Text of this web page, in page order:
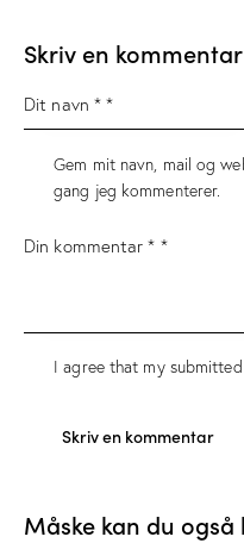
Skriv en kommentar
Gem mit navn, mail og
gang jeg kommenterer.
I agree that my
Måske kan du også